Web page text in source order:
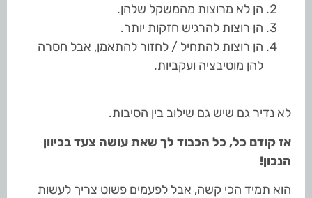
הן לא מרוצות מהמשקל שלהן.
הן רוצות להרגיש חזקות יותר.
הן רוצות להתחיל / לחזור להתאמן, אבל חסרה
להן מוטיבציה ועקביות.
לא נדיר גם שיש גם שילוב בין הסיבות.
אז קודם כל, כל הכבוד לך שאת עושה צעד בכיוון
הנכון!
הוא תמיד הכי קשה, אבל לפעמים פשוט צריך לעשות